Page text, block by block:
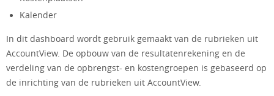
Kalender
In dit dashboard wordt gebruik gemaakt van de rubrieken uit
AccountView. De opbouw van de resultatenrekening en de
verdeling van de opbrengst- en kostengroepen is gebaseerd op
de inrichting van de rubrieken uit AccountView.